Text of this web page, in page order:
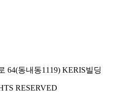
64(동내동1119) KERIS빌딩
RESERVED